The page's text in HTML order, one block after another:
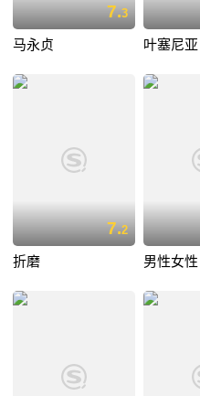
7.3
马永贞 叶塞尼亚
7.2
折磨 男性女性